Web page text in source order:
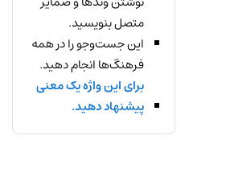
متصل بنویسید.
این جست‌وجو را در همه
فرهنگ‌ها انجام دهید.
برای این واژه یک معنی
پیشنهاد دهید.